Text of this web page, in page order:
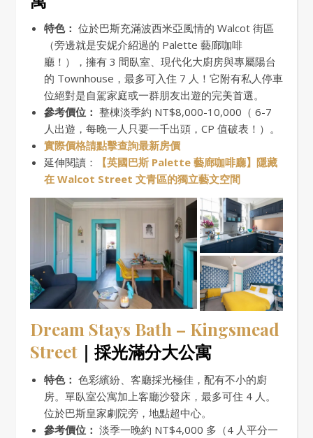
特色： 位於巴斯充滿波西米亞風情的 Walcot 街區
（旁邊就是安妮介紹過的 Palette 藝廊咖啡
廳！），擁有 3 間臥室、現代化大廚房與專屬陽台
的 Townhouse，最多可入住 7 人！它附有私人停車
位絕對是自駕家庭或一群朋友出遊的完美首選。
參考價位： 整棟淡季約 NT$8,000-10,000（ 6-7
人出遊，每晚一人只要一千出頭，CP 值破表！）。
實際價格請點擊查詢最新房價
延伸閱讀：
【英國巴斯 Palette 藝廊咖啡廳】隱藏
在 Walcot Street 文青區的獨立藝文空間
Dream Stays Bath – Kingsmead
Street ｜採光滿分大公寓
特色： 色彩繽紛、客廳採光極佳，配有不小的廚
房。單臥室公寓加上客廳沙發床，最多可住 4 人。
位於巴斯皇家劇院旁，地點超中心。
參考價位： 淡季一晚約 NT$4,000 多（4 人平分一